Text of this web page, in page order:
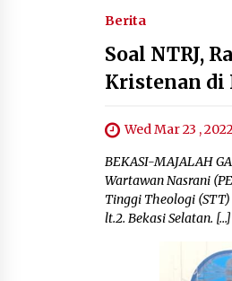
Berita
Soal NTRJ,
Kristenan di
Wed Mar 23 ,
BEKASI-MAJALAH
Wartawan Nasrani
Tinggi Theologi
lt.2. Bekasi Selatan. […]